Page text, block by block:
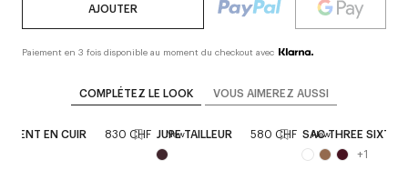
AJOUTER
Paiement en 3 fois disponible au moment du checkout avec
COMPLÉTEZ LE LOOK VOUS AIMEREZ AUSSI
EN CUIR 830 CHF New
JUPE TAILLEUR 580 CHF New
SAC THREE SIXTY
+1